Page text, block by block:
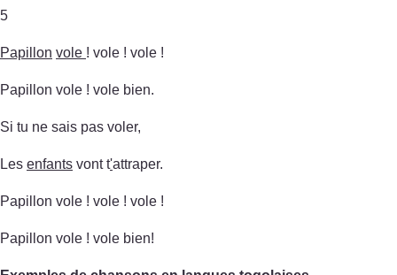
5
Papillon vole ! vole ! vole !
Papillon vole ! vole bien.
Si tu ne sais pas voler,
Les enfants vont t'attraper.
Papillon vole ! vole ! vole !
Papillon vole ! vole bien!